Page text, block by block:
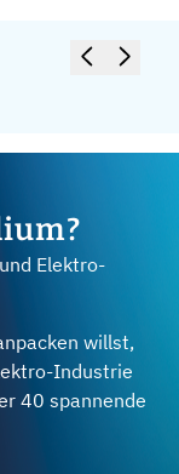
Elektro-
willst,
Industrie
40 spannende